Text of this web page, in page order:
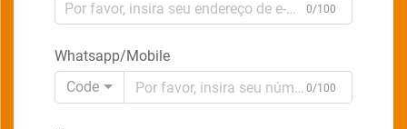
0/100
Whatsapp/Mobile
Code
0/100